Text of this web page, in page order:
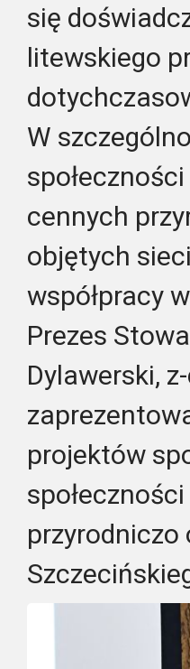
się
litewskiego
W
cennych
objętych
współpracy
Prezes
Dylawerski,
projektów
przyrodniczo